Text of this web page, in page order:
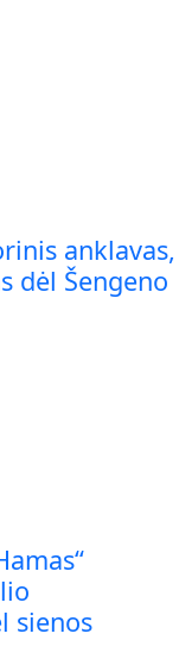
anklavas,
dėl Šengeno
sienos